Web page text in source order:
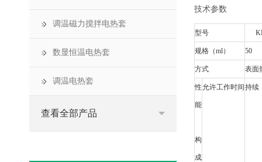
技术参数
型号
规格（ml）
方式 表面
性
能
构
成
允许工作时间 持续
调温磁力搅拌电热套
数显恒温电热套
调温电热套
查看全部产品